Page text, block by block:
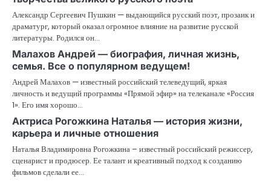
Александр Сергеевич Пушкин — выдающийся русский поэт, прозаик и
драматург, который оказал огромное влияние на развитие русской
литературы. Родился он…
Малахов Андрей — биография, личная жизнь,
семья. Все о популярном ведущем!
Андрей Малахов — известный российский телеведущий, яркая
личность и ведущий программы «Прямой эфир» на телеканале «Россия
1». Его имя хорошо…
Актриса Рогожкина Наталья — история жизни,
карьера и личные отношения
Наталья Владимировна Рогожкина – известный российский режиссер,
сценарист и продюсер. Ее талант и креативный подход к созданию
фильмов сделали ее…